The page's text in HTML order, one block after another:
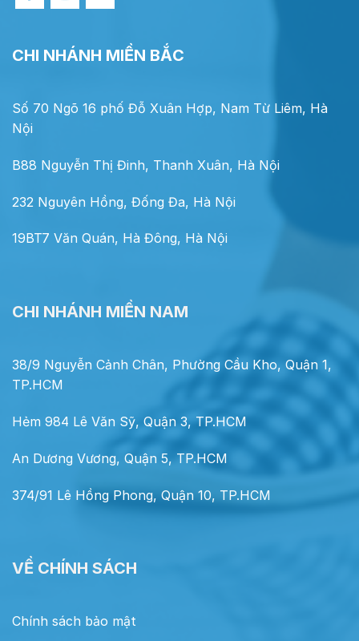
CHI NHÁNH MIỀN BẮC
Số 70 Ngõ 16 phố Đỗ Xuân Hợp, Nam Từ Liêm, Hà
Nội
B88 Nguyễn Thị Đinh, Thanh Xuân, Hà Nội
232 Nguyên Hồng, Đống Đa, Hà Nội
19BT7 Văn Quán, Hà Đông, Hà Nội
CHI NHÁNH MIỀN NAM
38/9 Nguyễn Cảnh Chân, Phường Cầu Kho, Quận 1,
TP.HCM
Hẻm 984 Lê Văn Sỹ, Quận 3, TP.HCM
An Dương Vương, Quận 5, TP.HCM
374/91 Lê Hồng Phong, Quận 10, TP.HCM
VỀ CHÍNH SÁCH
Chính sách bảo mật